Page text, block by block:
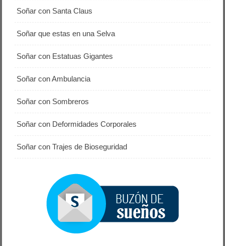
Soñar con Santa Claus
Soñar que estas en una Selva
Soñar con Estatuas Gigantes
Soñar con Ambulancia
Soñar con Sombreros
Soñar con Deformidades Corporales
Soñar con Trajes de Bioseguridad